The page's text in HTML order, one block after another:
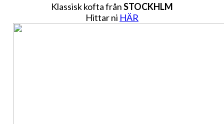
Klassisk kofta frånSTOCKHLM
Hittar ni HÄR